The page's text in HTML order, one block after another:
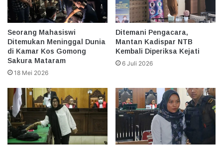
Seorang Mahasiswi
Ditemukan Meninggal Dunia
di Kamar Kos Gomong
Sakura Mataram
18 Mei 2026
Ditemani Pengacara,
Mantan Kadispar NTB
Kembali Diperiksa Kejati
6 Juli 2026